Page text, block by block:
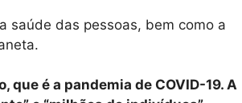
saúde das pessoas, bem como a
é a pandemia de COVID-19. A